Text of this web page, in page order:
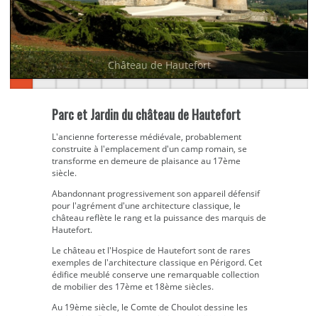
Château de Hautefort
Parc et Jardin du château de Hautefort
L'ancienne forteresse médiévale, probablement
construite à l'emplacement d'un camp romain, se
transforme en demeure de plaisance au 17ème
siècle.
Abandonnant progressivement son appareil défensif
pour l'agrément d'une architecture classique, le
château reflète le rang et la puissance des marquis de
Hautefort.
Le château et l'Hospice de Hautefort sont de rares
exemples de l'architecture classique en Périgord. Cet
édifice meublé conserve une remarquable collection
de mobilier des 17ème et 18ème siècles.
Au 19ème siècle, le Comte de Choulot dessine les